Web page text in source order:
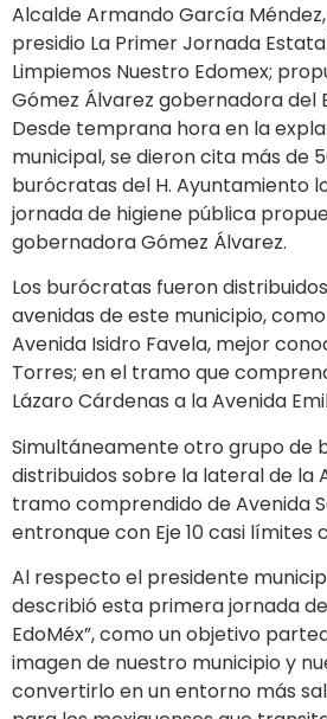
Alcalde Armando García
presidio La Primer Jornada
Limpiemos Nuestro Edomex;
Gómez Álvarez gobernadora del
Desde temprana hora en la
municipal, se dieron cita más de
burócratas del H. Ayuntamiento
jornada de higiene pública
gobernadora Gómez Álvarez.
Los burócratas fueron
avenidas de este municipio,
Avenida Isidro Favela, mejor
Torres; en el tramo que
Lázaro Cárdenas a la Avenida
Simultáneamente otro grupo de
distribuidos sobre la lateral de la
tramo comprendido de Avenida
entronque con Eje 10 casi límites
Al respecto el presidente
describió esta primera jornada
EdoMéx”, como un objetivo
imagen de nuestro municipio y
convertirlo en un entorno más